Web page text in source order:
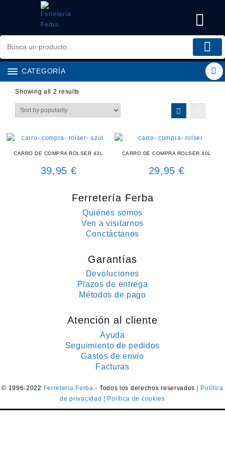
CATEGORÍA
Showing all 2 results
CARRO DE COMPRA ROLSER 43L
39,95 €
CARRO DE COMPRA ROLSER 40L
29,95 €
Ferretería Ferba
Quiénes somos
Ven a visitarnos
Conctáctanos
Garantías
Devoluciones
Plazos de entrega
Métodos de pago
Atención al cliente
Ayuda
Seguimiento de pedidos
Gastos de envío
Facturas
© 1996-2022 Ferretería Ferba- Todos los derechos reservados
| Política
de privacidad
| Política de cookies